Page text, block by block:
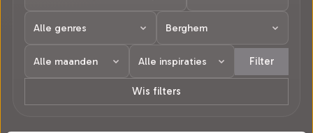
Filter
Wis filters